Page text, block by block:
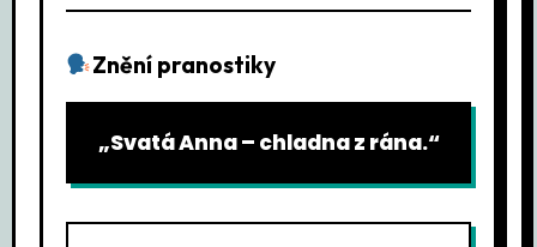
Znění pranostiky
„Svatá Anna – chladna z rána.“